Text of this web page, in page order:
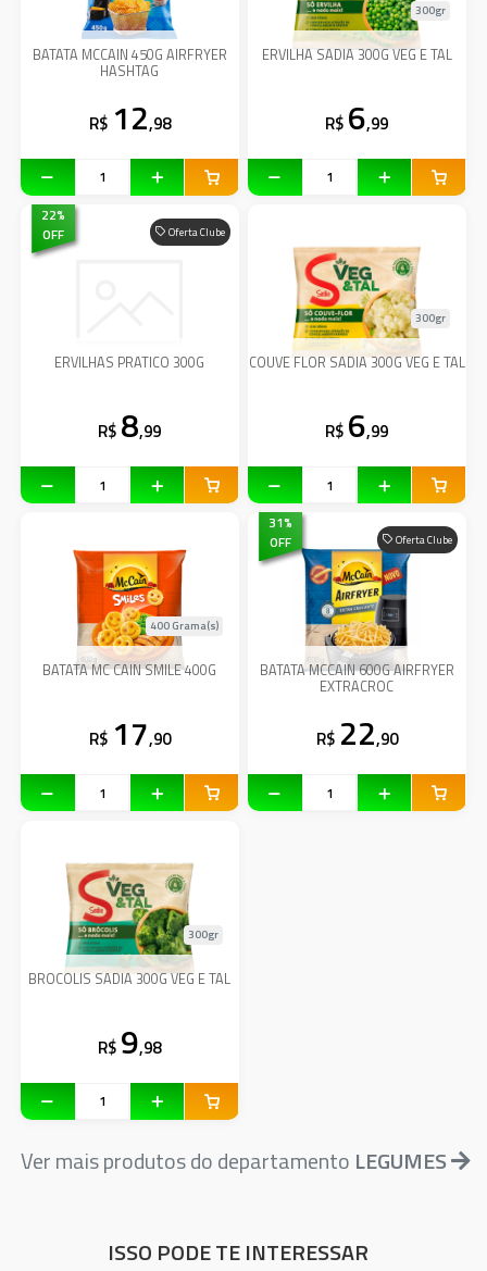
BATATA MCCAIN 450G AIRFRYER
HASHTAG
R$ 12,98
ERVILHA SADIA 300G VEG E TAL
300gr
R$ 6,99
Oferta Clube
22%
OFF
ERVILHAS PRATICO 300G
R$ 8,99
COUVE FLOR SADIA 300G VEG E TAL
300gr
R$ 6,99
BATATA MC CAIN SMILE 400G
400 Grama(s)
R$ 17,90
Oferta Clube
31%
OFF
BATATA MCCAIN 600G AIRFRYER
EXTRACROC
R$ 22,90
BROCOLIS SADIA 300G VEG E TAL
300gr
R$ 9,98
Ver mais produtos do departamento LEGUMES
ISSO PODE TE INTERESSAR